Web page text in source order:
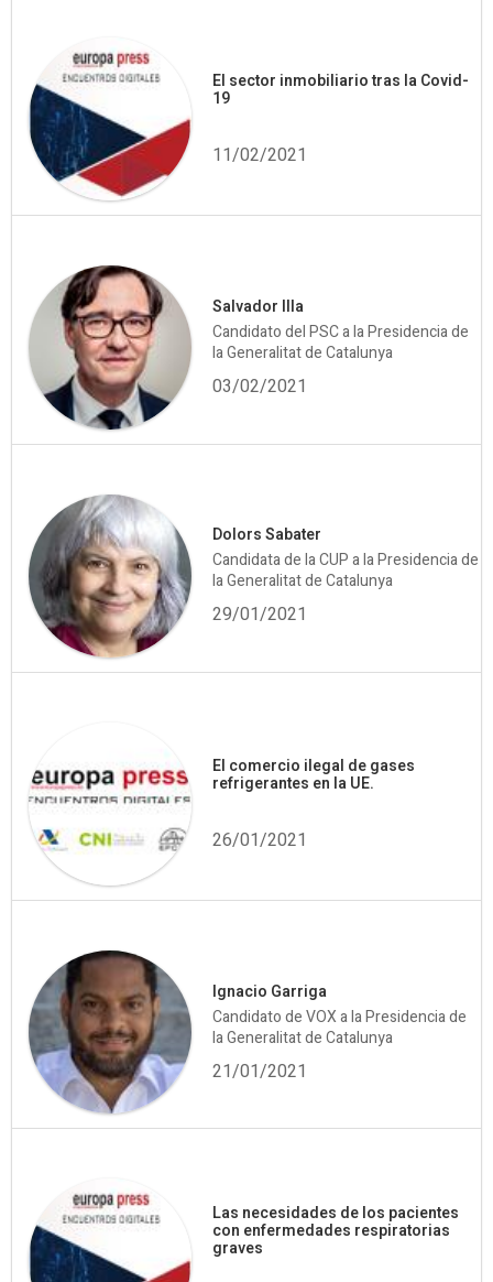
El sector inmobiliario tras la Covid-
19
11/02/2021
Salvador Illa
Candidato del PSC a la Presidencia de
la Generalitat de Catalunya
03/02/2021
Dolors Sabater
Candidata de la CUP a la Presidencia de
la Generalitat de Catalunya
29/01/2021
El comercio ilegal de gases
refrigerantes en la UE.
26/01/2021
Ignacio Garriga
Candidato de VOX a la Presidencia de
la Generalitat de Catalunya
21/01/2021
Las necesidades de los pacientes
con enfermedades respiratorias
graves